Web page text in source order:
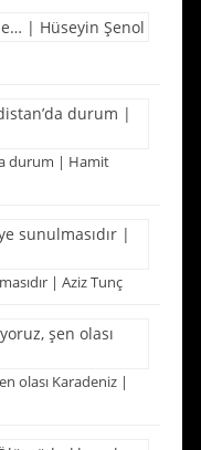
durum | Hamit
| Aziz Tunç
olası Karadeniz |